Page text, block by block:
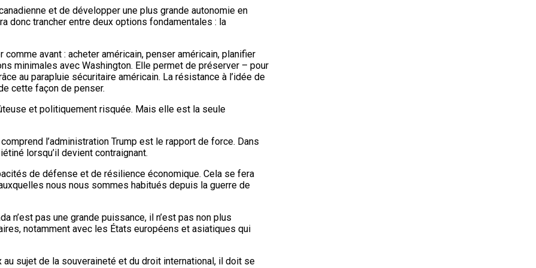
et de développer une plus grande autonomie en
donc trancher entre deux options fondamentales : la
avant : acheter américain, penser américain, planifier
minimales avec Washington. Elle permet de préserver – pour
au parapluie sécuritaire américain. La résistance à l’idée de
cette façon de penser.
et politiquement risquée. Mais elle est la seule
l’administration Trump est le rapport de force. Dans
lorsqu’il devient contraignant.
de défense et de résilience économique. Cela se fera
nous nous sommes habitués depuis la guerre de
n’est pas une grande puissance, il n’est pas non plus
notamment avec les États européens et asiatiques qui
sujet de la souveraineté et du droit international, il doit se